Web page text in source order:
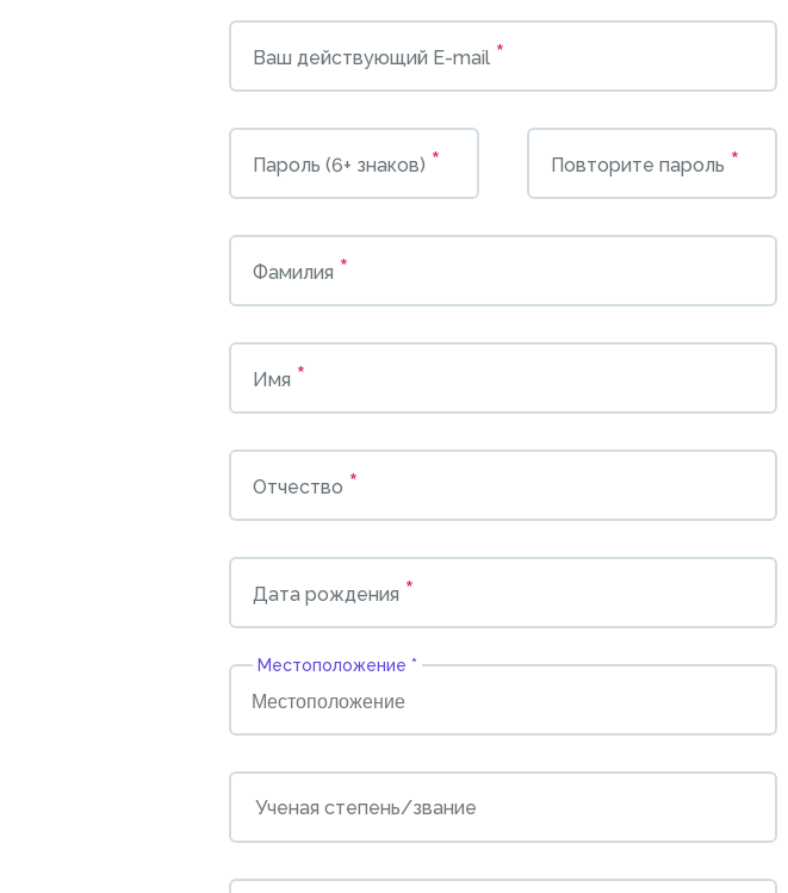
Ваш действующий E-mail *
Пароль (6+ знаков) * Повторите пароль *
Фамилия *
Имя *
Отчество *
Дата рождения *
Местоположение *